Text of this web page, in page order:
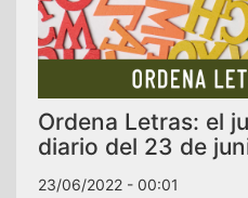
Ordena Letras: el
diario del 23 de
23/06/2022 - 00:01